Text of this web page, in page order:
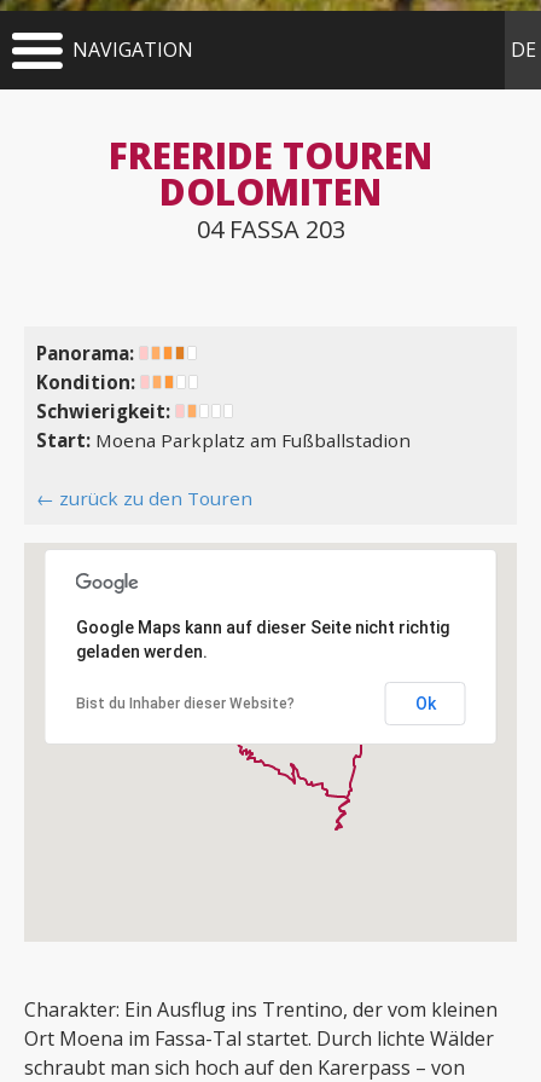
DE
NAVIGATION
FREERIDE TOUREN
DOLOMITEN
04 FASSA 203
Panorama:
Kondition:
Schwierigkeit:
Start: Moena Parkplatz am Fußballstadion
← zurück zu den Touren
Google Maps kann auf dieser Seite nicht richtig
geladen werden.
Bist du Inhaber dieser Website? Ok
Charakter: Ein Ausflug ins Trentino, der vom kleinen
Ort Moena im Fassa-Tal startet. Durch lichte Wälder
schraubt man sich hoch auf den Karerpass – von